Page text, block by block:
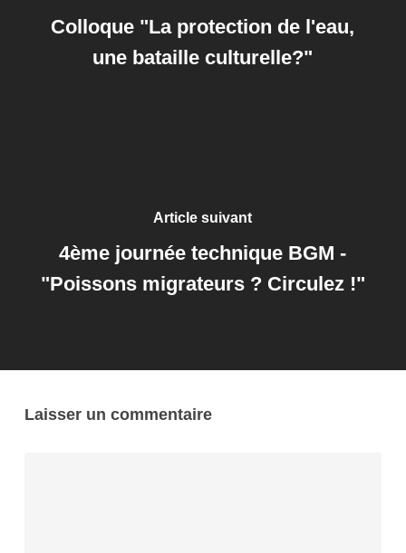
Colloque "La protection de l'eau,
une bataille culturelle?"
Article suivant
4ème journée technique BGM -
"Poissons migrateurs ? Circulez !"
Laisser un commentaire